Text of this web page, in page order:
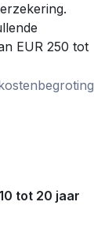
EUR 250 tot
10 tot 20 jaar